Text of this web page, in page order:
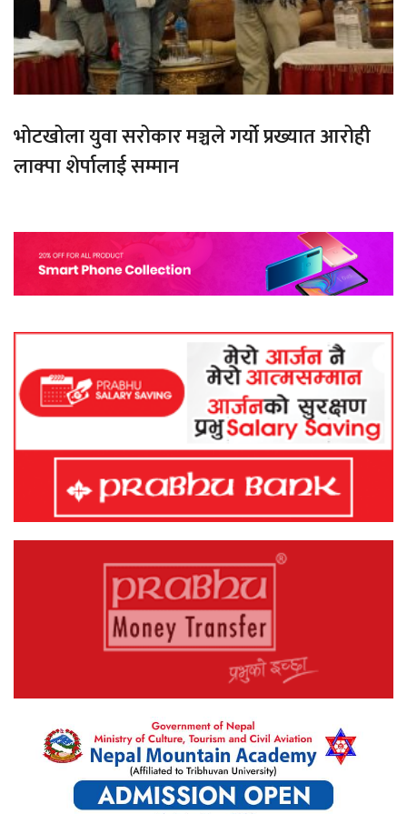
भोटखोला युवा सरोकार मञ्चले गर्यो प्रख्यात आरोही
लाक्पा शेर्पालाई सम्मान